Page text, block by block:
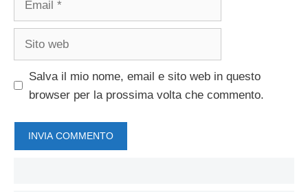
Salva il mio nome, email e sito web in questo
browser per la prossima volta che commento.